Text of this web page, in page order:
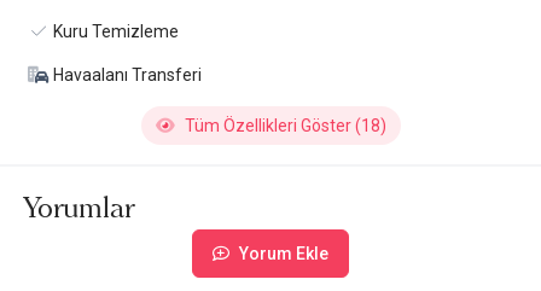
Kuru Temizleme
Havaalanı Transferi
Tüm Özellikleri Göster (18)
Yorumlar
Yorum Ekle